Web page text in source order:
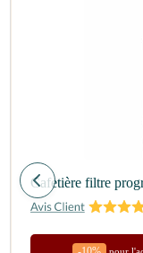
Cafetière filtre